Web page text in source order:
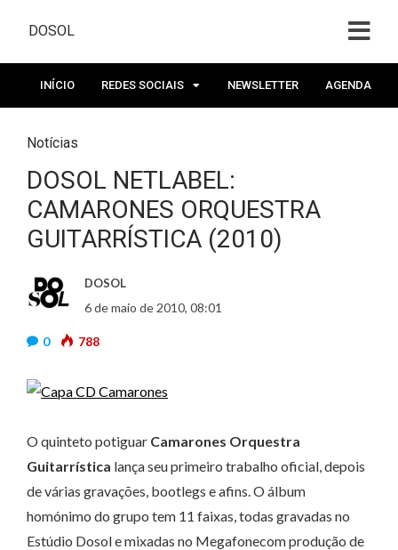
DOSOL
INÍCIO REDES SOCIAIS NEWSLETTER AGENDA
Notícias
DOSOL NETLABEL:
CAMARONES ORQUESTRA
GUITARRÍSTICA (2010)
DOSOL
6 de maio de 2010, 08:01
0 788
O quinteto potiguar Camarones Orquestra
Guitarrística lança seu primeiro trabalho oficial, depois
de várias gravações, bootlegs e afins. O álbum
homónimo do grupo tem 11 faixas, todas gravadas no
Estúdio Dosol e mixadas no Megafonecom produção de